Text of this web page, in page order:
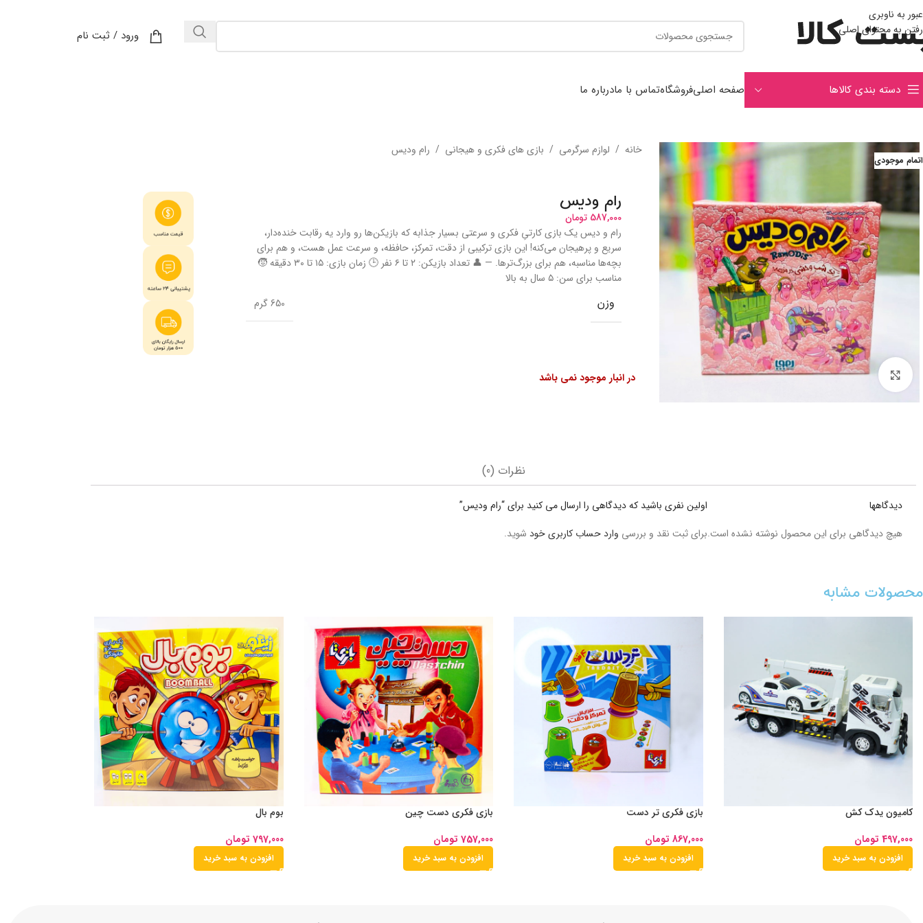
عبور به ناوبری
رفتن به محتوای اصلی
ورود / ثبت نام
دسته بندی کالاها صفحه اصلیفروشگاهتماس با مادرباره ما
اتمام موجودی
بزرگنمایی تصویر
خانه / لوازم سرگرمی / بازی های فکری و هیجانی / رام ودیس
رام ودیس
587,000 تومان
رام و دیس یک بازی کارتیِ فکری و سرعتی بسیار جذابه که بازیکن‌ها رو وارد یه رقابت خنده‌دار،
سریع و پرهیجان می‌کنه! این بازی ترکیبی از دقت، تمرکز، حافظه، و سرعت عمل هست، و هم برای
بچه‌ها مناسبه، هم برای بزرگ‌ترها. — 👤 تعداد بازیکن: ۲ تا ۶ نفر 🕒 زمان بازی: ۱۵ تا ۳۰ دقیقه 🧒
مناسب برای سن: ۵ سال به بالا
وزن 650 گرم
در انبار موجود نمی باشد
نظرات (0)
دیدگاهها
هیچ دیدگاهی برای این محصول نوشته نشده است.
اولین نفری باشید که دیدگاهی را ارسال می کنید برای “رام ودیس”
برای ثبت نقد و بررسی وارد حساب کاربری خود شوید.
محصولات مشابه
کامیون یدک کش
497,000 تومان
افزودن به سبد خرید
بازی فکری تر دست
867,000 تومان
افزودن به سبد خرید
بازی فکری دست چین
757,000 تومان
افزودن به سبد خرید
بوم بال
797,000 تومان
افزودن به سبد خرید